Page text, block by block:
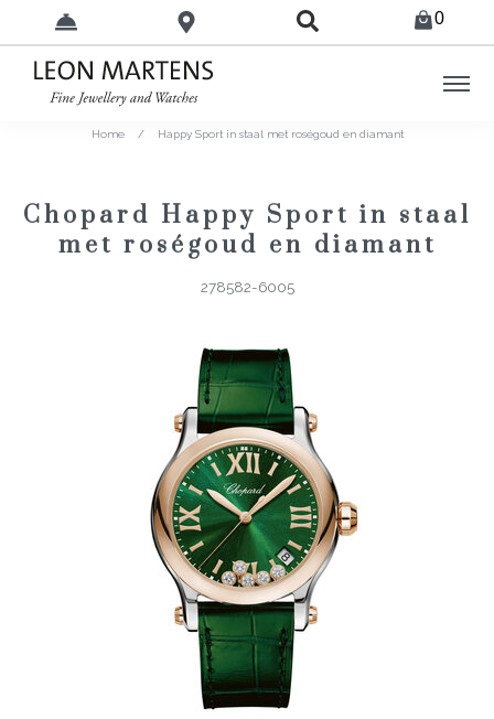
0
Home / Happy Sport in staal met roségoud en diamant
Chopard Happy Sport in staal
met roségoud en diamant
278582-6005